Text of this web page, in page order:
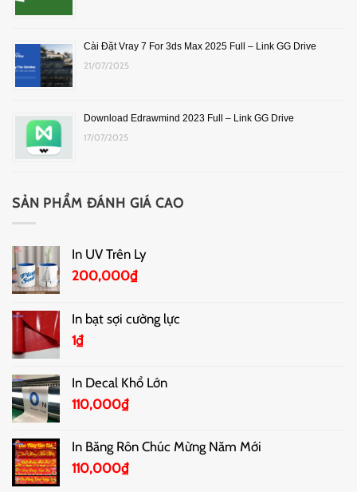
Cài Đặt Vray 7 For 3ds Max 2025 Full – Link GG Drive
21/07/2025
Download Edrawmind 2023 Full – Link GG Drive
17/07/2025
SẢN PHẨM ĐÁNH GIÁ CAO
In UV Trên Ly
200,000₫
In bạt sợi cường lực
1₫
In Decal Khổ Lớn
110,000₫
In Băng Rôn Chúc Mừng Năm Mới
110,000₫